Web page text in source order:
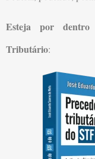
Esteja por dentro
Tributário: